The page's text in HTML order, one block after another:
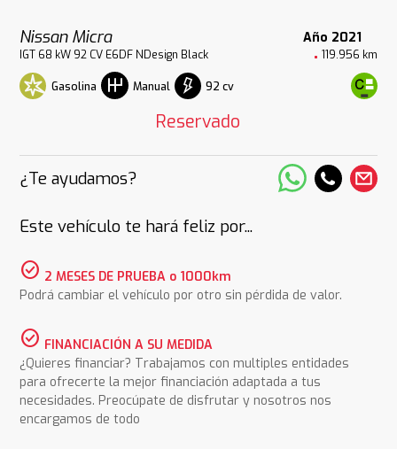
Nissan Micra Año 2021
IGT 68 kW 92 CV E6DF NDesign Black 119.956 km
Gasolina Manual 92 cv
Reservado
¿Te ayudamos?
Este vehículo te hará feliz por...
check_circle 2 MESES DE PRUEBA o 1000km
Podrá cambiar el vehículo por otro sin pérdida de valor.
check_circle FINANCIACIÓN A SU MEDIDA
¿Quieres financiar? Trabajamos con multiples entidades
para ofrecerte la mejor financiación adaptada a tus
necesidades. Preocúpate de disfrutar y nosotros nos
encargamos de todo